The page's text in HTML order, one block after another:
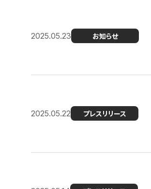
2025.05.23 お知らせ
2025.05.22 プレスリリース